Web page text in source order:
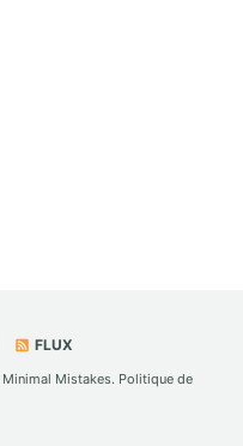
FLUX
Minimal Mistakes. Politique de